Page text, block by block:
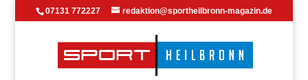
07131 772227 redaktion@sportheilbronn-magazin.de